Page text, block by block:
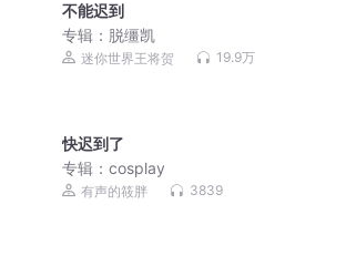
不能迟到
专辑： 脱缰凯
迷你世界王将贺 19.9万
快迟到了
专辑：cosplay
有声的筱胖 3839